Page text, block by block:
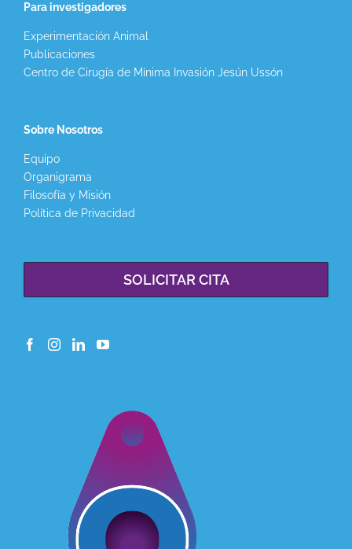
Para investigadores
Experimentación Animal
Publicaciones
Centro de Cirugía de Mínima Invasión Jesún Ussón
Sobre Nosotros
Equipo
Organigrama
Filosofía y Misión
Política de Privacidad
SOLICITAR CITA